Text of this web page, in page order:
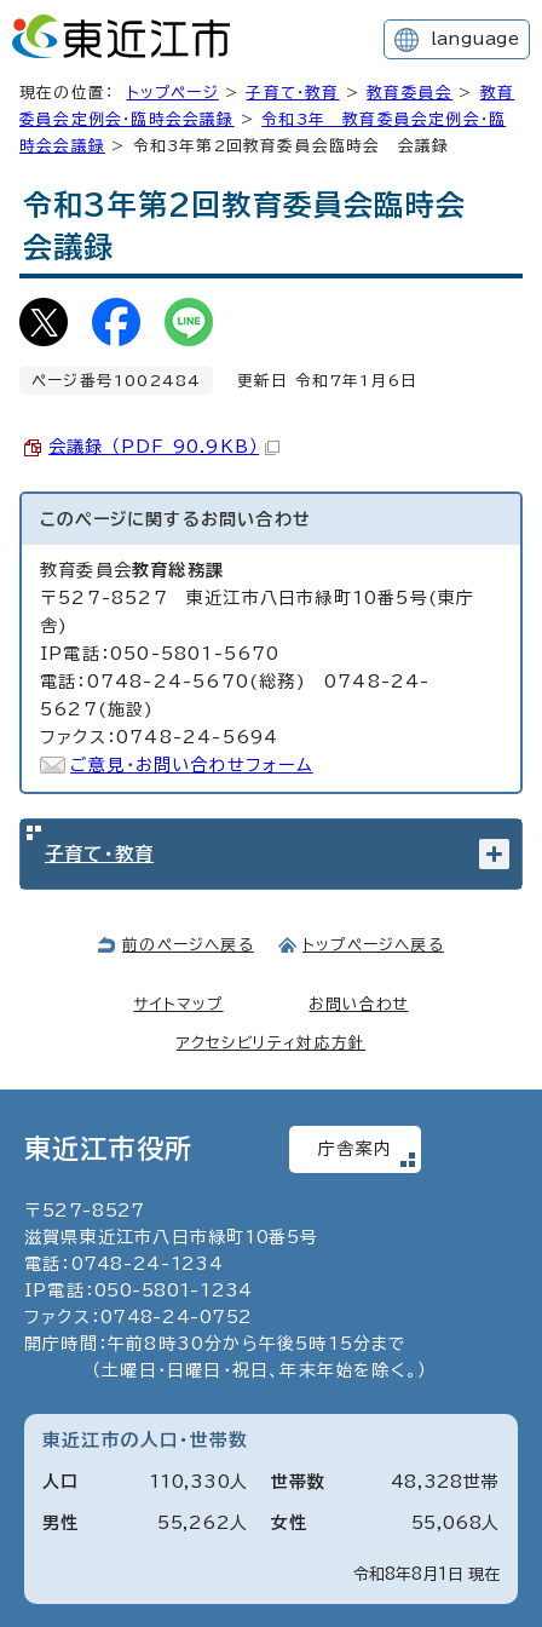
language
現在の位置： トップページ >子育て・教育 >教育委員会 > 教育
委員会定例会・臨時会会議録
>令和3年 教育委員会定例会・臨
時会会議録 > 令和3年第2回教育委員会臨時会 会議録
令和3年第2回教育委員会臨時会
会議録
ページ番号1002484 更新日 令和7年1月6日
会議録 （PDF 90.9KB）
このページに関する お問い合わせ
教育委員会教育総務課
〒527-8527 東近江市八日市緑町10番5号(東庁
舎)
IP電話：050-5801-5670
電話：0748-24-5670(総務) 0748-24-
5627(施設)
ファクス：0748-24-5694
ご意見・お問い合わせフォーム
子育て・教育
前のページへ戻る トップページへ戻る
サイトマップ お問い合わせ
アクセシビリティ対応方針
東近江市役所 庁舎案内
〒 527-8527
滋賀県東近江市八日市緑町10番5号
電話： 0748 - 24 - 1234
IP電話： 050- 5801 - 1234
ファクス： 0748- 24-0752
開庁時間：午前8時30分から午後5時15分まで
（土曜日・日曜日・祝日、年末年始を除く。）
東近江市の人口・世帯数
令和8年8月1日 現在
人口 110 330 人
男性 55 262 人 女性 55 068 人
世帯数 48 328世帯